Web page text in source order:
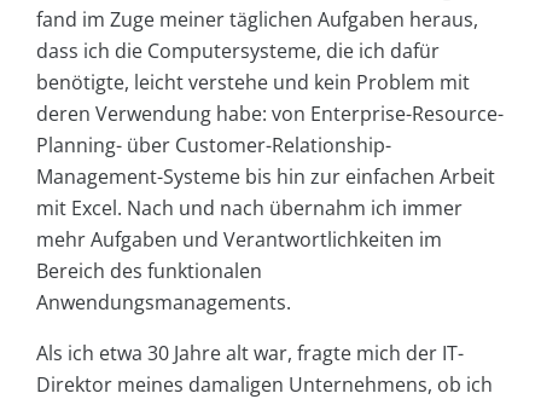
fand im Zuge meiner täglichen Aufgaben heraus,
dass ich die Computersysteme, die ich dafür
benötigte, leicht verstehe und kein Problem mit
deren Verwendung habe: von Enterprise-Resource-
Planning- über Customer-Relationship-
Management-Systeme bis hin zur einfachen Arbeit
mit Excel. Nach und nach übernahm ich immer
mehr Aufgaben und Verantwortlichkeiten im
Bereich des funktionalen
Anwendungsmanagements.
Als ich etwa 30 Jahre alt war, fragte mich der IT-
Direktor meines damaligen Unternehmens, ob ich